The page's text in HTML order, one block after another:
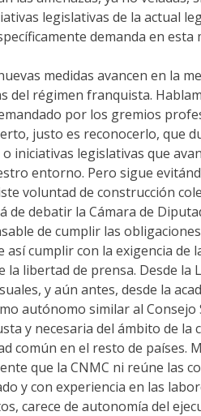
legislativas de la actual
demanda en esta
medidas avancen en la
régimen franquista.
por los gremios
justo es reconocerlo, que
legislativas que
entorno. Pero sigue
voluntad de construcción
debatir la Cámara de
de cumplir las
así cumplir con la exigencia
libertad de prensa. Desde
y aún antes, desde la
autónomo similar al
y necesaria del ámbito de la
común en el resto de países.
que la CNMC ni reúne las
y con experiencia en las
carece de autonomía del